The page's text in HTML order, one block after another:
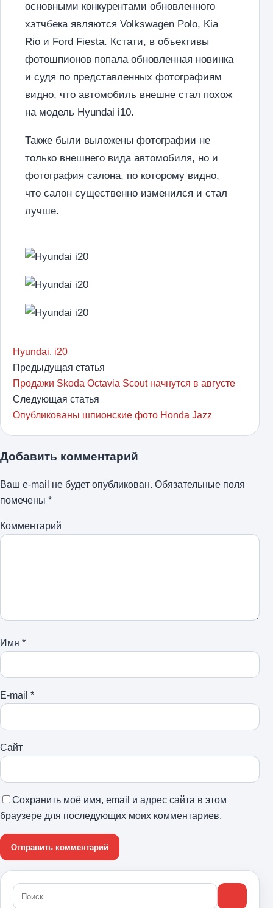
основными конкурентами обновленного
хэтчбека являются Volkswagen Polo, Kia
Rio и Ford Fiesta. Кстати, в объективы
фотошпионов попала обновленная новинка
и судя по представленных фотографиям
видно, что автомобиль внешне стал похож
на модель Hyundai i10.
Также были выложены фотографии не
только внешнего вида автомобиля, но и
фотография салона, по которому видно,
что салон существенно изменился и стал
лучше.
Hyundai, i20
Предыдущая статья
Продажи Skoda Octavia Scout начнутся в августе
Следующая статья
Опубликованы шпионские фото Honda Jazz
Добавить комментарий
Ваш e-mail не будет опубликован. Обязательные поля
помечены *
Комментарий
Имя *
E-mail *
Сайт
Сохранить моё имя, email и адрес сайта в этом
браузере для последующих моих комментариев.